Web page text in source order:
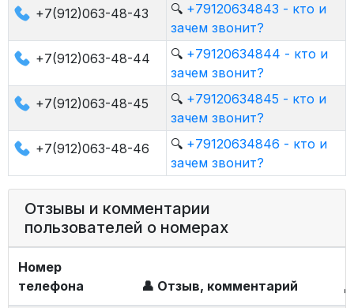
+7(912)063-48-43
🔍 +79120634843 - кто и
зачем звонит?
+7(912)063-48-44
🔍 +79120634844 - кто и
зачем звонит?
+7(912)063-48-45
🔍 +79120634845 - кто и
зачем звонит?
+7(912)063-48-46
🔍 +79120634846 - кто и
зачем звонит?
Отзывы и комментарии
пользователей о номерах
Номер
телефона
👤 Отзыв, комментарий